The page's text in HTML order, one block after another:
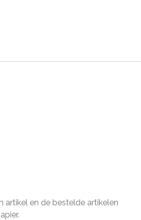
artikel en de bestelde artikelen